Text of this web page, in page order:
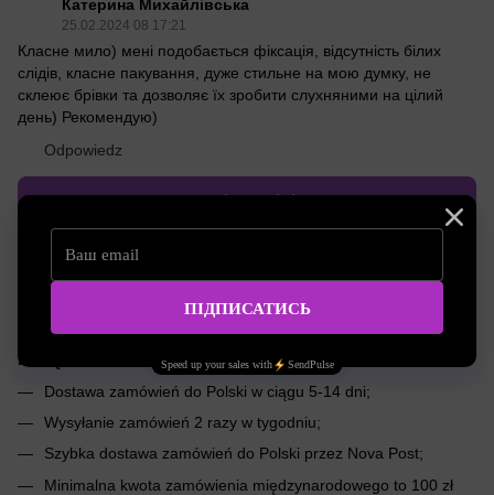
Катерина Михайлівська
25.02.2024 08 17:21
Класне мило) мені подобається фіксація, відсутність білих
слідів, класне пакування, дуже стильне на мою думку, не
склеює брівки та дозволяє їх зробити слухняними на цілий
день) Рекомендую)
Odpowiedz
Napisz opinię
Międzynarodowa dostawa do dowolnego
zakątka świata
Dostawa zamówień do Polski w ciągu 5-14 dni;
Wysyłanie zamówień 2 razy w tygodniu;
Szybka dostawa zamówień do Polski przez Nova Post;
Minimalna kwota zamówienia międzynarodowego to 100 zł